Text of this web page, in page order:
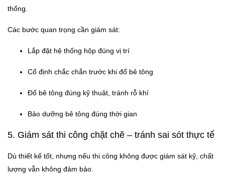
thống.
Các bước quan trọng cần giám sát:
Lắp đặt hệ thống hộp đúng vị trí
Cố định chắc chắn trước khi đổ bê tông
Đổ bê tông đúng kỹ thuật, tránh rỗ khí
Bảo dưỡng bê tông đúng thời gian
5. Giám sát thi công chặt chẽ – tránh sai sót thực tế
Dù thiết kế tốt, nhưng nếu thi công không được giám sát kỹ, chất
lượng vẫn không đảm bảo.